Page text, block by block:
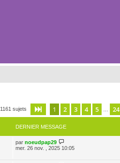
1161 sujets Page sur24
1 2 3 4 5 24
DERNIER MESSAGE
par noeudpap29
mer. 26 nov. , 2025 10:05